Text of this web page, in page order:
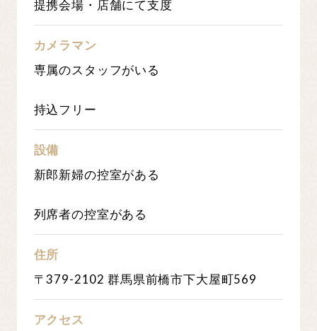
提携会場・店舗にて支度
カメラマン
専属のスタッフがいる
持込フリー
設備
新郎新婦の控室がある
列席者の控室がある
住所
〒379-2102 群馬県前橋市下大屋町569
アクセス